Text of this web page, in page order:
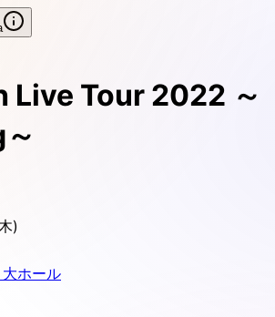
Tour 2022 ～
)
ホール